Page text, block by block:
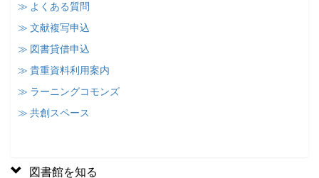
≫ よくある質問
≫ 文献複写申込
≫ 図書貸借申込
≫ 貴重資料利用案内
≫ ラーニングコモンズ
≫ 共創スペース
図書館を知る